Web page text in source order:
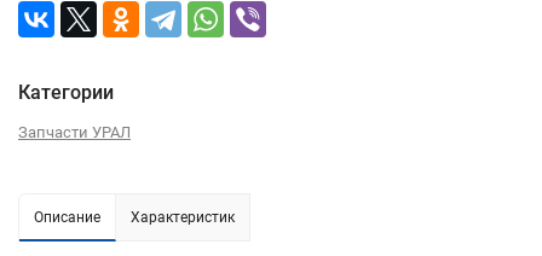
Категории
Запчасти УРАЛ
Описание Характеристик